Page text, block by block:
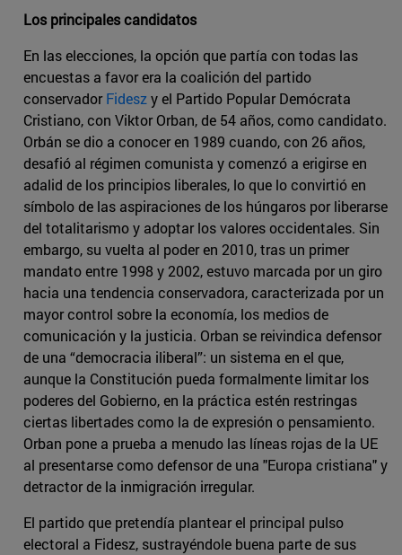
Los principales candidatos
En las elecciones, la opción que partía con todas las
encuestas a favor era la coalición del partido
conservadorFideszy el Partido Popular Demócrata
Cristiano, con Viktor Orban, de 54 años, como candidato.
Orbán se dio a conocer en 1989 cuando, con 26 años,
desafió al régimen comunista y comenzó a erigirse en
adalid de los principios liberales, lo que lo convirtió en
símbolo de las aspiraciones de los húngaros por liberarse
del totalitarismo y adoptar los valores occidentales. Sin
embargo, su vuelta al poder en 2010, tras un primer
mandato entre 1998 y 2002, estuvo marcada por un giro
hacia una tendencia conservadora, caracterizada por un
mayor control sobre la economía, los medios de
comunicación y la justicia. Orban se reivindica defensor
de una “democracia iliberal”: un sistema en el que,
aunque la Constitución pueda formalmente limitar los
poderes del Gobierno, en la práctica estén restringas
ciertas libertades como la de expresión o pensamiento.
Orban pone a prueba a menudo las líneas rojas de la UE
al presentarse como defensor de una "Europa cristiana" y
detractor de la inmigración irregular.
El partido que pretendía plantear el principal pulso
electoral a Fidesz, sustrayéndole buena parte de sus